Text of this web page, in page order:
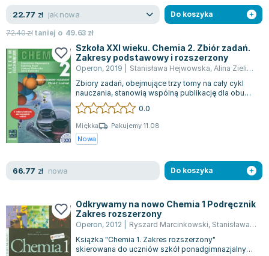
Agata Passent
Michel Moran
Maciej Orłoś
Jo Nesbo
Katarzyna Miller
Antoine de Saint Exupery
Lew Tołstoj
Mark Twain
Marcin Meller
ks. Piotr Pawlukiewicz
Piotr Latocha
Michael Scott
Piotr Semka
Jarosław Iwaszkiewicz
22.77 zł jak nowa
72.40złtaniej o 49.63 zł
Do koszyka
Szkoła XXI wieku. Chemia 2. Zbiór zadań.
Zakresy podstawowy i rozszerzony
Operon, 2019 Stanisława Hejwowska, Alina Zielińska
Zbiory zadań, obejmujące trzy tomy na cały cykl
nauczania, stanowią wspólną publikację dla obu
zakresów tematycznych. Cieszą się u...
0.0
Miękka
Pakujemy 11.08
Nowa
66.77 zł nowa Do koszyka
Odkrywamy na nowo Chemia 1 Podręcznik
Zakres rozszerzony
Operon, 2012 Ryszard Marcinkowski, Stanisława Hejwowska
Książka "Chemia 1. Zakres rozszerzony"
skierowana do uczniów szkół ponadgimnazjalnych